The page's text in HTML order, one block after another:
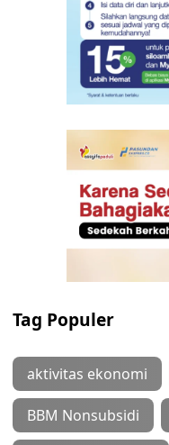
Tag Populer
aktivitas ekonomi
BBM Nonsubsidi